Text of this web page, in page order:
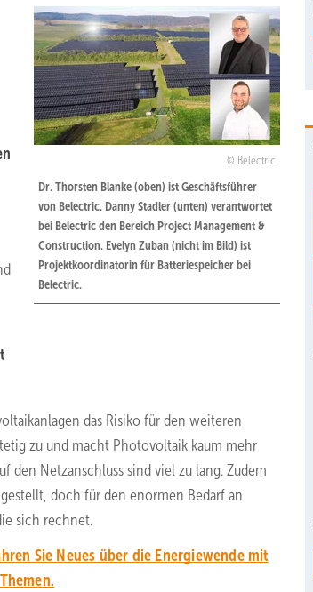
Belectric
Dr. Thorsten Blanke (oben) ist Geschäftsführer
von Belectric. Danny Stadler (unten) verantwortet
bei Belectric den Bereich Project Management &
Construction. Evelyn Zuban (nicht im Bild) ist
Projektkoordinatorin für Batteriespeicher bei
Belectric.
das Risiko für den weiteren
zu und macht Photovoltaik kaum mehr
Netzanschluss sind viel zu lang. Zudem
doch für den enormen Bedarf an
sich rechnet.
Sie Neues über die Energiewende mit